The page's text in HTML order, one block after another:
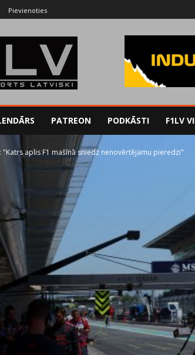
Pievienoties
PATREON PODKĀSTI F1LV
"Katrs aplis F1 mašīnā sniedz nenovērtējamu pieredzi"